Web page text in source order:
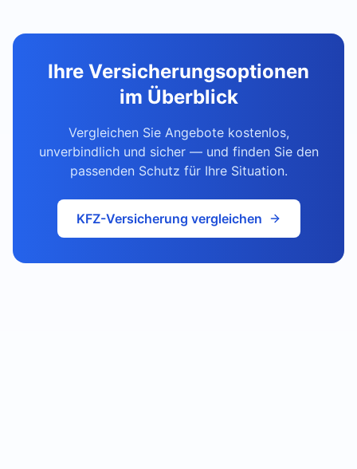
Ihre Versicherungsoptionen
im Überblick
Vergleichen Sie Angebote kostenlos,
unverbindlich und sicher — und finden Sie den
passenden Schutz für Ihre Situation.
KFZ-Versicherung vergleichen